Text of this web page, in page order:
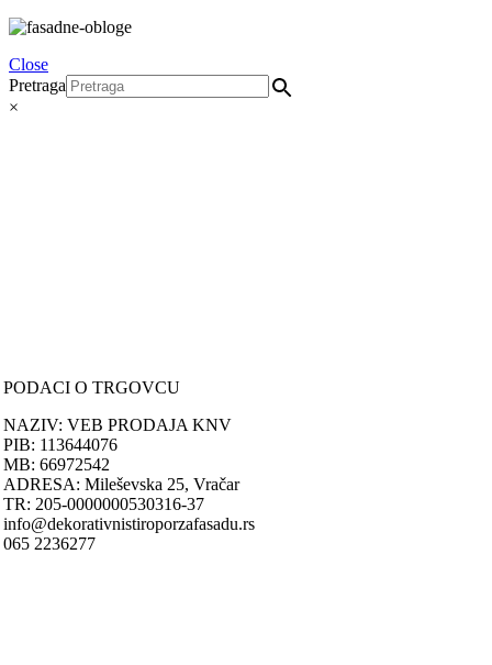
Close
Pretraga
×
PODACI O TRGOVCU
NAZIV: VEB PRODAJA KNV
PIB: 113644076
MB: 66972542
ADRESA: Mileševska 25, Vračar
TR: 205-0000000530316-37
info@dekorativnistiroporzafasadu.rs
065 2236277